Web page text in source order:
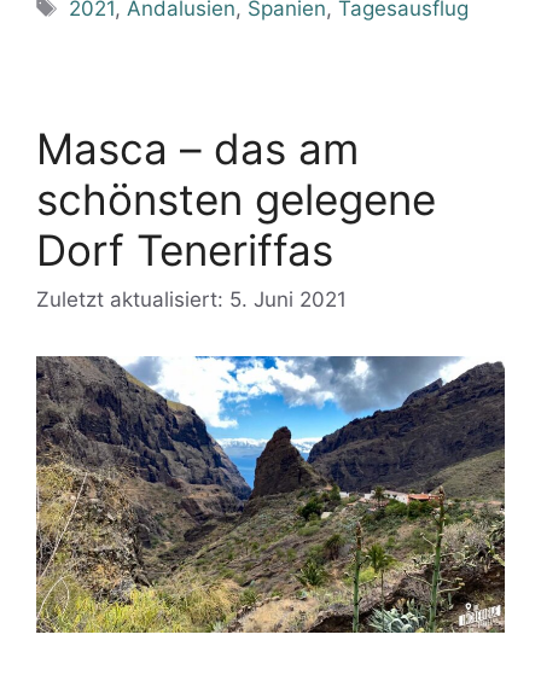
2021, Andalusien, Spanien,Tagesausflug
Masca – das am
schönsten gelegene
Dorf Teneriffas
Zuletzt aktualisiert: 5. Juni 2021